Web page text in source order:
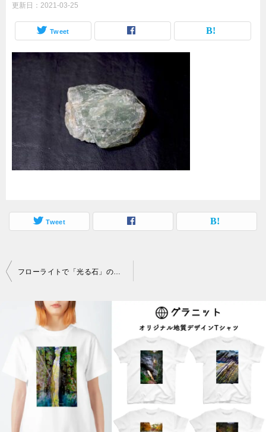
更新日： 2021-03-25
Tweet
Tweet
投
ョ
フローライトで「光る石」の実験。波長365nmの紫外線ライトが鍵